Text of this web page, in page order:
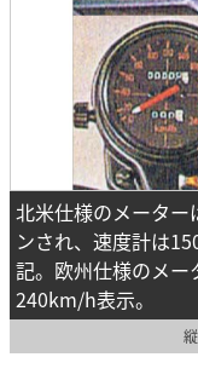
北米仕様のメーター
ンされ、速度計は
記。欧州仕様のメー
240km/h表示。